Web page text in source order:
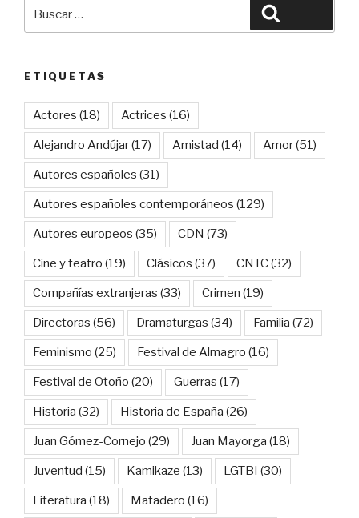
por:
ETIQUETAS
Actores (18) Actrices (16)
Alejandro Andújar(17) Amistad (14) Amor(51)
Autores españoles (31)
Autores españoles contemporáneos (129)
Autores europeos (35) CDN (73)
Cine y teatro (19) Clásicos (37) CNTC(32)
Compañías extranjeras (33) Crimen (19)
Directoras (56) Dramaturgas (34) Familia (72)
Feminismo (25) Festival de Almagro (16)
Festival de Otoño (20) Guerras (17)
Historia (32) Historia de España (26)
Juan Gómez-Cornejo (29) Juan Mayorga (18)
Juventud (15) Kamikaze (13) LGTBI (30)
Literatura (18) Matadero (16)